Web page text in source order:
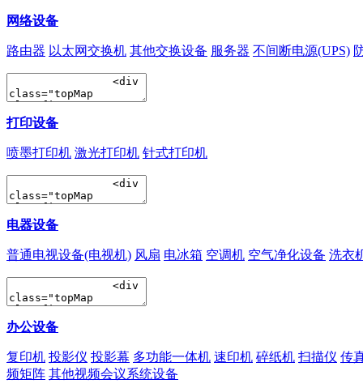
网络设备
路由器 以太网交换机 其他交换设备 服务器 不间断电源(UPS)
打印设备
喷墨打印机 激光打印机 针式打印机
电器设备
普通电视设备(电视机) 风扇 电冰箱 空调机 空气净化设备 洗衣
办公设备
复印机 投影仪 投影幕 多功能一体机 速印机 碎纸机 扫描仪 传
频矩阵 其他视频会议系统设备